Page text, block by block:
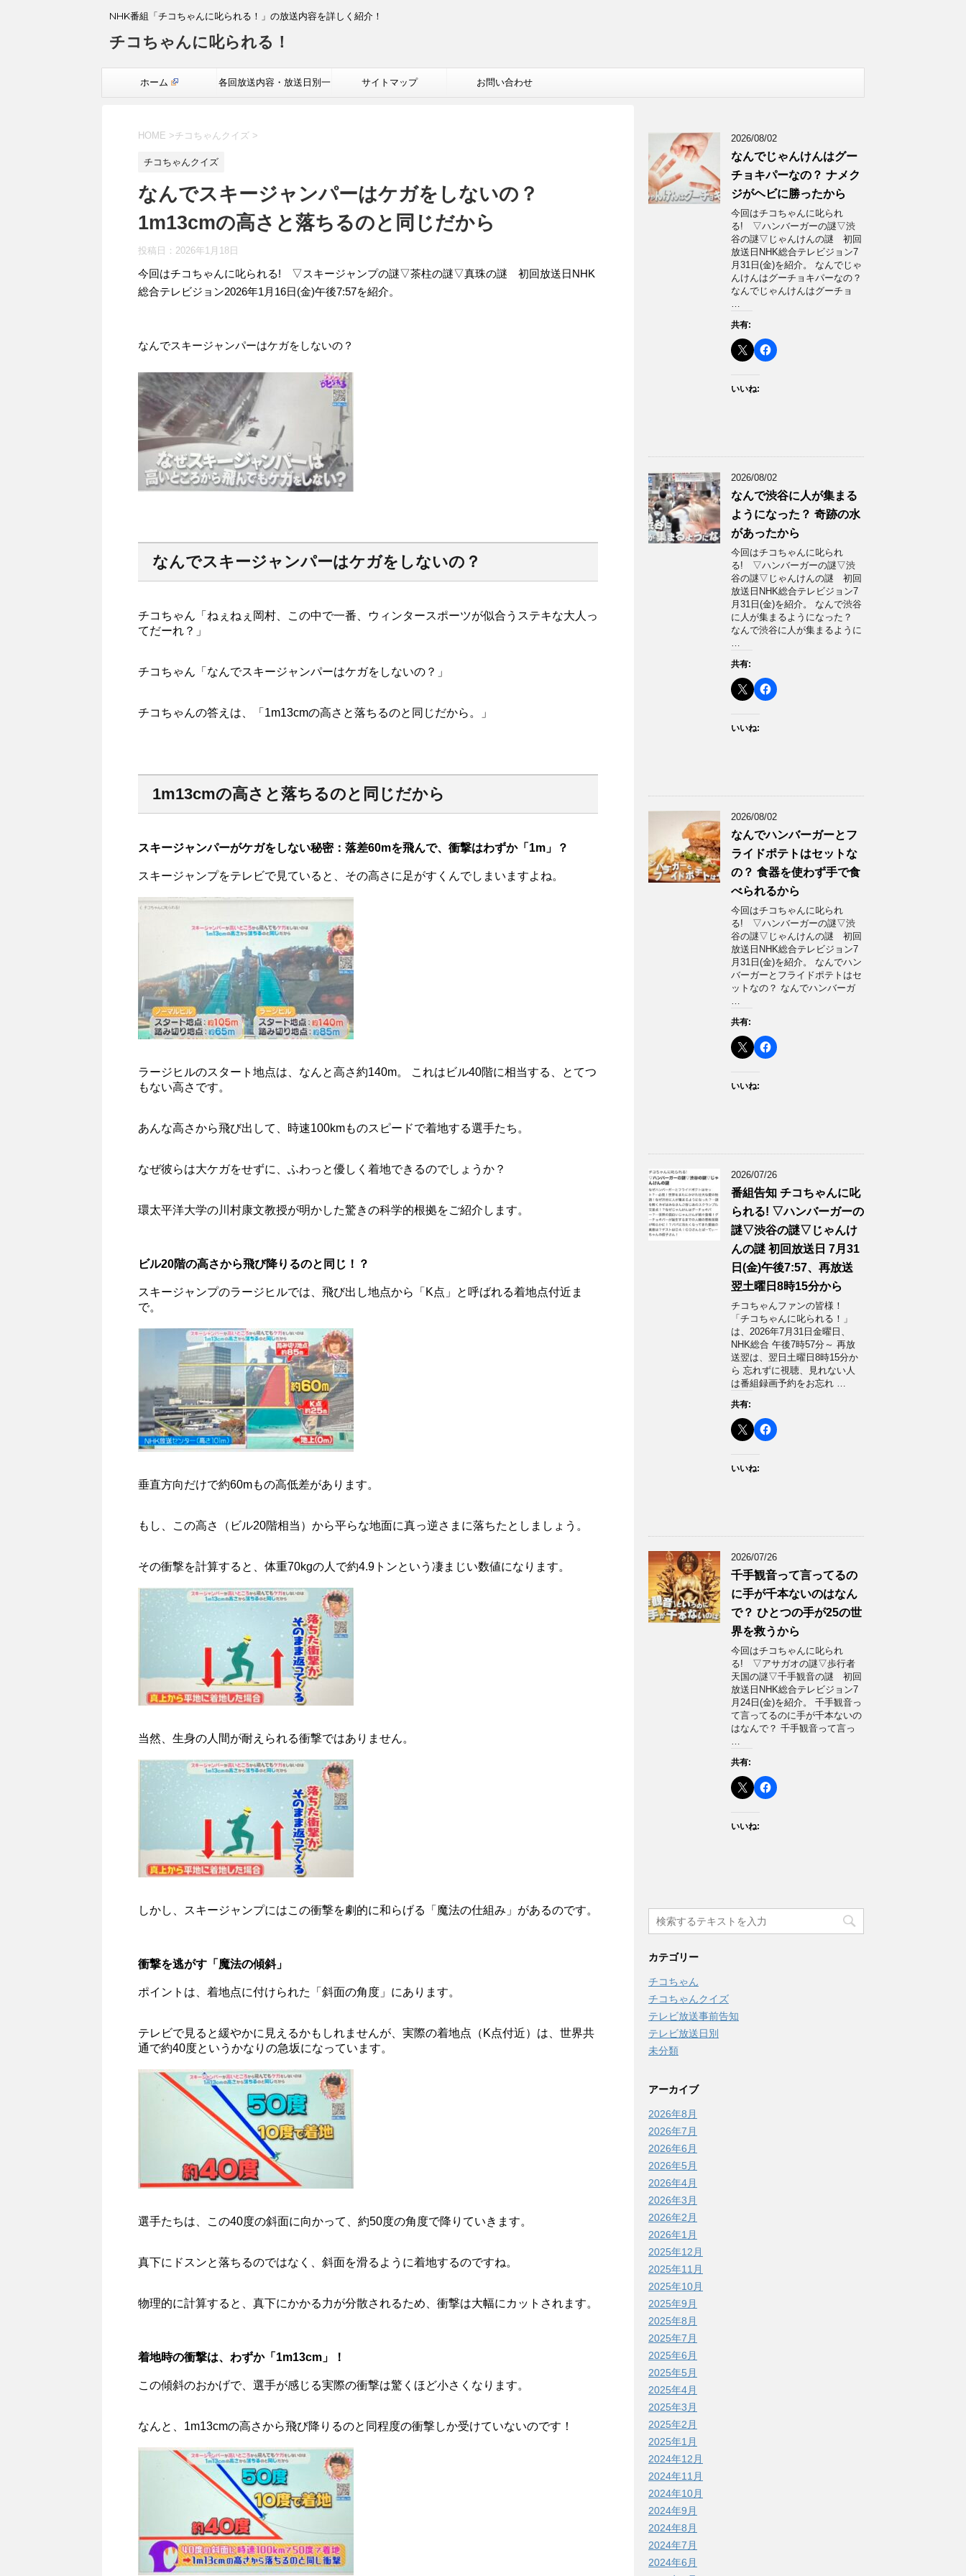
NHK番組「チコちゃんに叱られる！」の放送内容を詳しく紹介！
チコちゃんに叱られる！
ホーム 各回放送内容・放送日別一 サイトマップ お問い合わせ
HOME >チコちゃんクイズ >
チコちゃんクイズ
なんでスキージャンパーはケガをしないの？
1m13cmの高さと落ちるのと同じだから
投稿日： 2026年1月18日
今回はチコちゃんに叱られる! ▽スキージャンプの謎▽茶柱の謎▽真珠の謎 初回放送日NHK
総合テレビジョン2026年1月16日(金)午後7:57を紹介。
なんでスキージャンパーはケガをしないの？
なんでスキージャンパーはケガをしないの？
チコちゃん「ねぇねぇ岡村、この中で一番、ウィンタースポーツが似合うステキな大人っ
てだーれ？」
チコちゃん「なんでスキージャンパーはケガをしないの？」
チコちゃんの答えは、「1m13cmの高さと落ちるのと同じだから。」
1m13cmの高さと落ちるのと同じだから
スキージャンパーがケガをしない秘密：落差60mを飛んで、衝撃はわずか「1m」？
スキージャンプをテレビで見ていると、その高さに足がすくんでしまいますよね。
ラージヒルのスタート地点は、なんと高さ約140m。 これはビル40階に相当する、とてつ
もない高さです。
あんな高さから飛び出して、時速100kmものスピードで着地する選手たち。
なぜ彼らは大ケガをせずに、ふわっと優しく着地できるのでしょうか？
環太平洋大学の川村康文教授が明かした驚きの科学的根拠をご紹介します。
ビル20階の高さから飛び降りるのと同じ！？
スキージャンプのラージヒルでは、飛び出し地点から「K点」と呼ばれる着地点付近ま
で。
垂直方向だけで約60mもの高低差があります。
もし、この高さ（ビル20階相当）から平らな地面に真っ逆さまに落ちたとしましょう。
その衝撃を計算すると、体重70kgの人で約4.9トンという凄まじい数値になります。
当然、生身の人間が耐えられる衝撃ではありません。
しかし、スキージャンプにはこの衝撃を劇的に和らげる「魔法の仕組み」があるのです。
衝撃を逃がす「魔法の傾斜」
ポイントは、着地点に付けられた「斜面の角度」にあります。
テレビで見ると緩やかに見えるかもしれませんが、実際の着地点（K点付近）は、世界共
通で約40度というかなりの急坂になっています。
選手たちは、この40度の斜面に向かって、約50度の角度で降りていきます。
真下にドスンと落ちるのではなく、斜面を滑るように着地するのですね。
物理的に計算すると、真下にかかる力が分散されるため、衝撃は大幅にカットされます。
着地時の衝撃は、わずか「1m13cm」！
この傾斜のおかげで、選手が感じる実際の衝撃は驚くほど小さくなります。
なんと、1m13cmの高さから飛び降りるのと同程度の衝撃しか受けていないのです！
2026/08/02
なんでじゃんけんはグー
チョキパーなの？ ナメク
ジがヘビに勝ったから
今回はチコちゃんに叱られ
る! ▽ハンバーガーの謎▽渋
谷の謎▽じゃんけんの謎 初回
放送日NHK総合テレビジョン7
月31日(金)を紹介。 なんでじゃ
んけんはグーチョキパーなの？
なんでじゃんけんはグーチョ
…
共有:
いいね:
2026/08/02
なんで渋谷に人が集まる
ようになった？ 奇跡の水
があったから
今回はチコちゃんに叱られ
る! ▽ハンバーガーの謎▽渋
谷の謎▽じゃんけんの謎 初回
放送日NHK総合テレビジョン7
月31日(金)を紹介。 なんで渋谷
に人が集まるようになった？
なんで渋谷に人が集まるように
…
共有:
いいね:
2026/08/02
なんでハンバーガーとフ
ライドポテトはセットな
の？ 食器を使わず手で食
べられるから
今回はチコちゃんに叱られ
る! ▽ハンバーガーの謎▽渋
谷の謎▽じゃんけんの謎 初回
放送日NHK総合テレビジョン7
月31日(金)を紹介。 なんでハン
バーガーとフライドポテトはセ
ットなの？ なんでハンバーガ
…
共有:
いいね:
2026/07/26
番組告知 チコちゃんに叱
られる! ▽ハンバーガーの
謎▽渋谷の謎▽じゃんけ
んの謎 初回放送日 7月31
日(金)午後7:57、再放送
翌土曜日8時15分から
チコちゃんファンの皆様！
「チコちゃんに叱られる！」​
は、2026年7月31日金曜日、
NHK総合 午後7時57分～ 再放
送翌は、翌日土曜日8時15分か
ら 忘れずに視聴、見れない人
は番組録画予約をお忘れ …
共有:
いいね:
2026/07/26
千手観音って言ってるの
に手が千本ないのはなん
で？ ひとつの手が25の世
界を救うから
今回はチコちゃんに叱られ
る! ▽アサガオの謎▽歩行者
天国の謎▽千手観音の謎 初回
放送日NHK総合テレビジョン7
月24日(金)を紹介。 千手観音っ
て言ってるのに手が千本ないの
はなんで？ 千手観音って言っ
…
共有:
いいね:
カテゴリー
チコちゃん
チコちゃんクイズ
テレビ放送事前告知
テレビ放送日別
未分類
アーカイブ
2026年8月
2026年7月
2026年6月
2026年5月
2026年4月
2026年3月
2026年2月
2026年1月
2025年12月
2025年11月
2025年10月
2025年9月
2025年8月
2025年7月
2025年6月
2025年5月
2025年4月
2025年3月
2025年2月
2025年1月
2024年12月
2024年11月
2024年10月
2024年9月
2024年8月
2024年7月
2024年6月